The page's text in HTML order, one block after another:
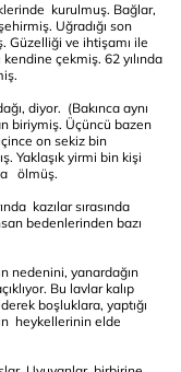
kurulmuş. Bağlar,
Uğradığı son
Güzelliği ve ihtişamı ile
çekmiş. 62 yılında
diyor. (Bakınca aynı
biriymiş. Üçüncü bazen
on sekiz bin
Yaklaşık yirmi bin kişi
ölmüş.
kazılar sırasında
bedenlerinden bazı
nedenini, yanardağın
Bu lavlar kalıp
boşluklara, yaptığı
heykellerinin elde